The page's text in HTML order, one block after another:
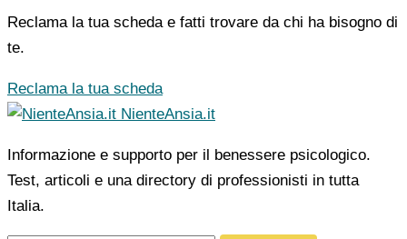
Reclama la tua scheda e fatti trovare da chi ha bisogno di
te.
Reclama la tua scheda
NienteAnsia.it
Informazione e supporto per il benessere psicologico.
Test, articoli e una directory di professionisti in tutta
Italia.